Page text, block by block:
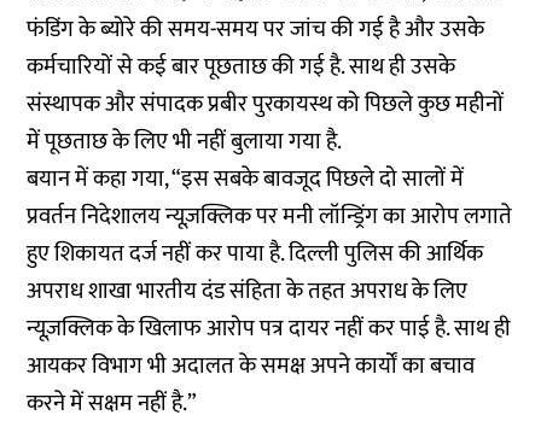
फंडिंग के ब्योरे की समय-समय पर जांच की गई है और उसके
कर्मचारियों से कई बार पूछताछ की गई है. साथ ही उसके
संस्थापक और संपादक प्रबीर पुरकायस्थ को पिछले कुछ महीनों
में पूछताछ के लिए भी नहीं बुलाया गया है.
बयान में कहा गया, “इस सबके बावजूद पिछले दो सालों में
प्रवर्तन निदेशालय न्यूज़क्लिक पर मनी लॉन्ड्रिंग का आरोप लगाते
हुए शिकायत दर्ज नहीं कर पाया है. दिल्ली पुलिस की आर्थिक
अपराध शाखा भारतीय दंड संहिता के तहत अपराध के लिए
न्यूज़क्लिक के खिलाफ आरोप पत्र दायर नहीं कर पाई है. साथ ही
आयकर विभाग भी अदालत के समक्ष अपने कार्यों का बचाव
करने में सक्षम नहीं है.”